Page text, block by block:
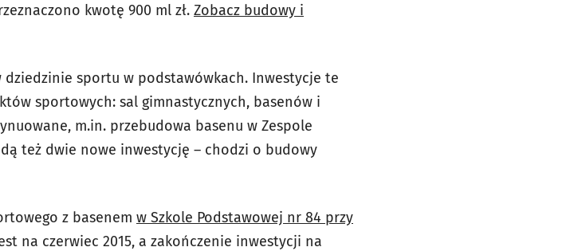
kwotę 900 ml zł. Zobacz budowy i
sportu w podstawówkach. Inwestycje te
sportowych: sal gimnastycznych, basenów i
m.in. przebudowa basenu w Zespole
też dwie nowe inwestycję – chodzi o budowy
z basenem w Szkole Podstawowej nr 84 przy
na czerwiec 2015, a zakończenie inwestycji na